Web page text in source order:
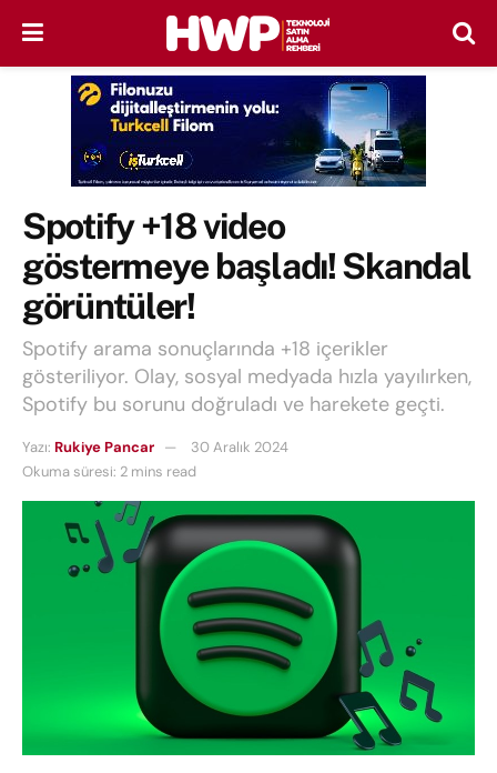
Spotify +18 video
göstermeye başladı! Skandal
görüntüler!
Spotify arama sonuçlarında +18 içerikler
gösteriliyor. Olay, sosyal medyada hızla yayılırken,
Spotify bu sorunu doğruladı ve harekete geçti.
Yazı: Rukiye Pancar
30 Aralık 2024
Okuma süresi: 2 mins read